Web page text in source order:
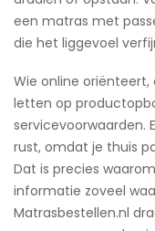
een matras met
die het liggevoel
Wie online
letten op
servicevoorwaarden.
rust, omdat je thuis
Dat is precies
informatie zoveel
Matrasbestellen.nl